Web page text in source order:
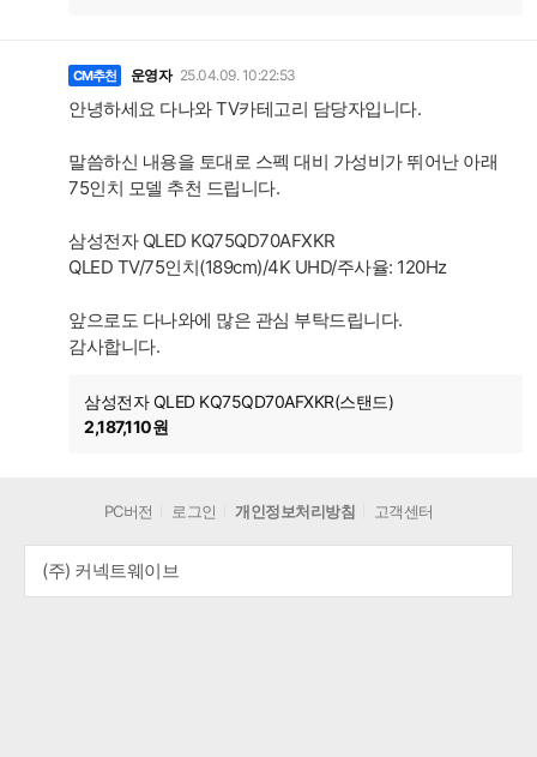
CM추천 운영자 25.04.09. 10:22:53
안녕하세요 다나와 TV카테고리 담당자입니다.
말씀하신 내용을 토대로 스펙 대비 가성비가 뛰어난 아래
75인치 모델 추천 드립니다.
삼성전자 QLED KQ75QD70AFXKR
QLED TV/75인치(189cm)/4K UHD/주사율: 120Hz
앞으로도 다나와에 많은 관심 부탁드립니다.
감사합니다.
삼성전자 QLED KQ75QD70AFXKR(스탠드)
2,187,110원
PC버전 로그인 개인정보처리방침 고객센터
(주) 커넥트웨이브